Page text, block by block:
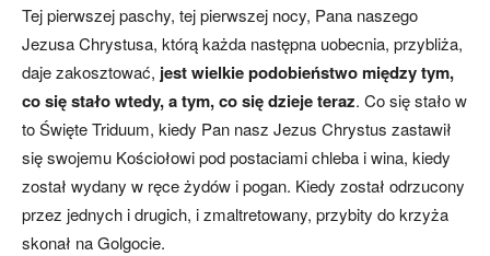
Tej pierwszej paschy, tej pierwszej nocy, Pana naszego
Jezusa Chrystusa, którą każda następna uobecnia, przybliża,
daje zakosztować, jest wielkie podobieństwo między tym,
co się stało wtedy, a tym, co się dzieje teraz. Co się stało w
to Święte Triduum, kiedy Pan nasz Jezus Chrystus zastawił
się swojemu Kościołowi pod postaciami chleba i wina, kiedy
został wydany w ręce żydów i pogan. Kiedy został odrzucony
przez jednych i drugich, i zmaltretowany, przybity do krzyża
skonał na Golgocie.